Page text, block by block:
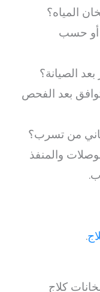
المياه؟
كل 6 أشهر أو حسب
الصيانة؟
بعد الفحص
من تسرب؟
والمنفذ
.
كلاج